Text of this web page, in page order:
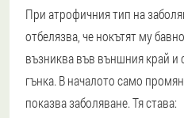
При атрофичния тип на
отбелязва, че нокътят му
възниква във външния край и
гънка. В началото само
показва заболяване. Тя става: